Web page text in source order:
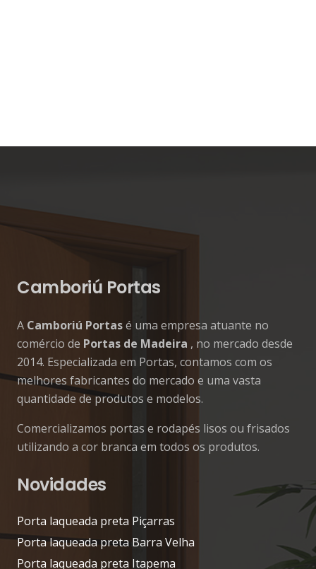
Camboriú Portas
A Camboriú Portasé uma empresa atuante no
comércio de Portas de Madeira , no mercado desde
2014. Especializada em Portas, contamos com os
melhores fabricantes do mercado e uma vasta
quantidade de produtos e modelos.
Comercializamos portas e rodapés lisos ou frisados
utilizando a cor branca em todos os produtos.
Novidades
Porta laqueada preta Piçarras
Porta laqueada preta Barra Velha
Porta laqueada preta Itapema